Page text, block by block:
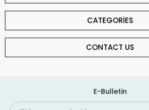
CATEGORİES
CONTACT US
E-Bulletin